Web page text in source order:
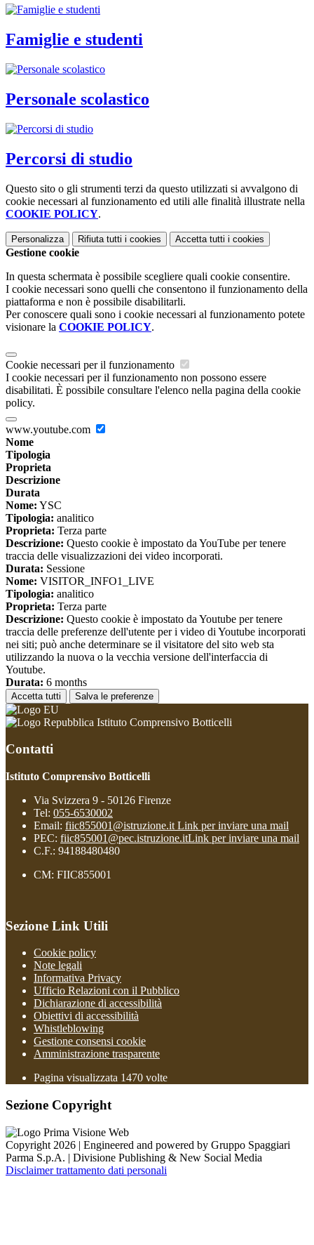
Famiglie e studenti
Personale scolastico
Percorsi di studio
Questo sito o gli strumenti terzi da questo utilizzati si avvalgono di
cookie necessari al funzionamento ed utili alle finalità illustrate nella
COOKIE POLICY.
Personalizza Rifiuta tutti i cookies Accetta tutti i cookies
Gestione cookie
In questa schermata è possibile scegliere quali cookie consentire.
I cookie necessari sono quelli che consentono il funzionamento della
piattaforma e non è possibile disabilitarli.
Per conoscere quali sono i cookie necessari al funzionamento potete
visionare la COOKIE POLICY.
Cookie necessari per il funzionamento
I cookie necessari per il funzionamento non possono essere
disabilitati. È possibile consultare l'elenco nella pagina della cookie
policy.
www.youtube.com
Nome
Tipologia
Proprieta
Descrizione
Durata
Nome: YSC
Tipologia: analitico
Proprieta: Terza parte
Descrizione: Questo cookie è impostato da YouTube per tenere
traccia delle visualizzazioni dei video incorporati.
Durata: Sessione
Nome: VISITOR_INFO1_LIVE
Tipologia: analitico
Proprieta: Terza parte
Descrizione: Questo cookie è impostato da Youtube per tenere
traccia delle preferenze dell'utente per i video di Youtube incorporati
nei siti; può anche determinare se il visitatore del sito web sta
utilizzando la nuova o la vecchia versione dell'interfaccia di
Youtube.
Durata: 6 months
Accetta tutti Salva le preferenze
Istituto Comprensivo Botticelli
Contatti
Istituto Comprensivo Botticelli
Via Svizzera 9 - 50126 Firenze
Tel: 055-6530002
Email: fiic855001@istruzione.it Link per inviare una mail
PEC: fiic855001@pec.istruzione.itLink per inviare una mail
C.F.: 94188480480
CM: FIIC855001
Sezione Link Utili
Cookie policy
Note legali
Informativa Privacy
Ufficio Relazioni con il Pubblico
Dichiarazione di accessibilità
Obiettivi di accessibilità
Whistleblowing
Gestione consensi cookie
Amministrazione trasparente
Pagina visualizzata 1470 volte
Sezione Copyright
Copyright 2026 | Engineered and powered by Gruppo Spaggiari
Parma S.p.A. | Divisione Publishing & New Social Media
Disclaimer trattamento dati personali